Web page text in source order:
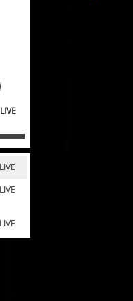
LIVE
LIVE
LIVE